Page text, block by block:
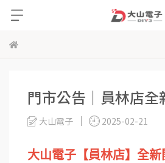
門市公告｜員林店全
大山電子 2025-02-21
大山電子【員林店】全新